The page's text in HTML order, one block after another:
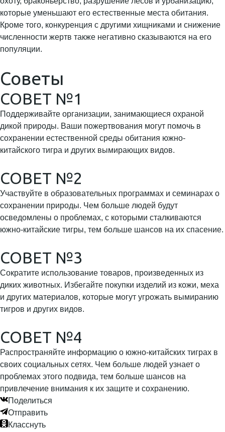
которые уменьшают его естественные места обитания.
Кроме того, конкуренция с другими хищниками и снижение
численности жертв также негативно сказываются на его
популяции.
Советы
СОВЕТ №1
Поддерживайте организации, занимающиеся охраной
дикой природы. Ваши пожертвования могут помочь в
сохранении естественной среды обитания южно-
китайского тигра и других вымирающих видов.
СОВЕТ №2
Участвуйте в образовательных программах и семинарах о
сохранении природы. Чем больше людей будут
осведомлены о проблемах, с которыми сталкиваются
южно-китайские тигры, тем больше шансов на их спасение.
СОВЕТ №3
Сократите использование товаров, произведенных из
диких животных. Избегайте покупки изделий из кожи, меха
и других материалов, которые могут угрожать вымиранию
тигров и других видов.
СОВЕТ №4
Распространяйте информацию о южно-китайских тиграх в
своих социальных сетях. Чем больше людей узнает о
проблемах этого подвида, тем больше шансов на
привлечение внимания к их защите и сохранению.
Поделиться
Отправить
Класснуть